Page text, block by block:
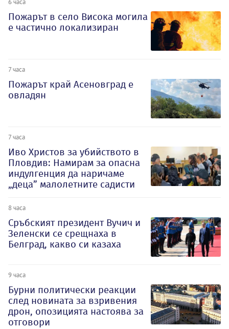
Пожарът в село Висока могила
е частично локализиран
7 часа
Пожарът край Асеновград е
овладян
7 часа
Иво Христов за убийството в
Пловдив: Намирам за опасна
индулгенция да наричаме
„деца” малолетните садисти
8 часа
Сръбският президент Вучич и
Зеленски се срещнаха в
Белград, какво си казаха
9 часа
Бурни политически реакции
след новината за взривения
дрон, опозицията настоява за
отговори